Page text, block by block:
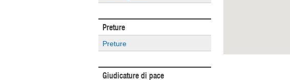
Preture
Preture
Giudicature di pace